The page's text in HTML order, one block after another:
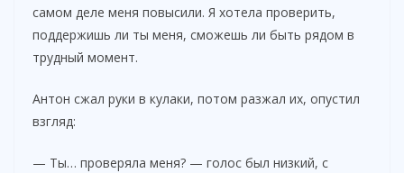
самом деле меня повысили. Я хотела проверить,
поддержишь ли ты меня, сможешь ли быть рядом в
трудный момент.
Антон сжал руки в кулаки, потом разжал их, опустил
взгляд:
— Ты… проверяла меня? — голос был низкий, с